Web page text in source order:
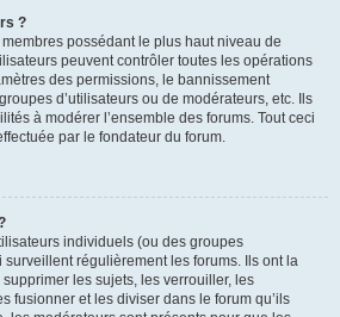
?
possédant le plus haut niveau de
peuvent contrôler toutes les opérations
des permissions, le bannissement
d’utilisateurs ou de modérateurs, etc. Ils
à modérer l’ensemble des forums. Tout ceci
par le fondateur du forum.
individuels (ou des groupes
surveillent régulièrement les forums. Ils ont la
les sujets, les verrouiller, les
fusionner et les diviser dans le forum qu’ils